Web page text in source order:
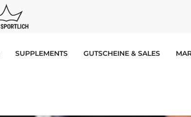
SUPPLEMENTS GUTSCHEINE & SALES